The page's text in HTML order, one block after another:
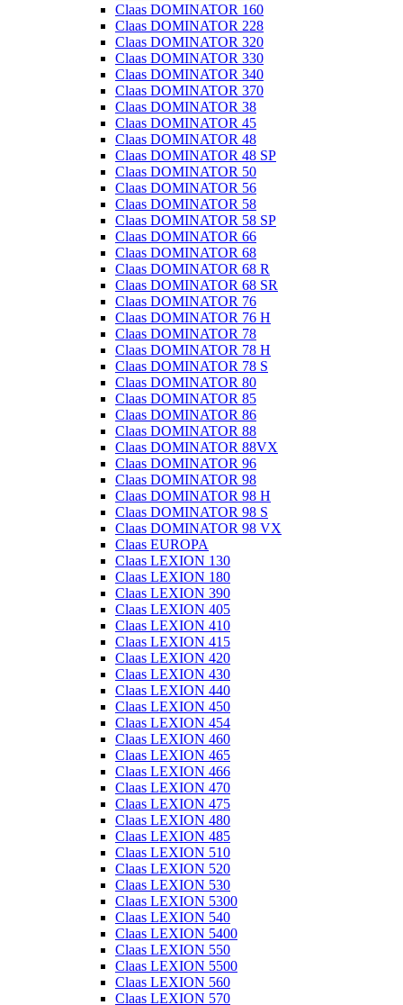
Claas DOMINATOR 160
Claas DOMINATOR 228
Claas DOMINATOR 320
Claas DOMINATOR 330
Claas DOMINATOR 340
Claas DOMINATOR 370
Claas DOMINATOR 38
Claas DOMINATOR 45
Claas DOMINATOR 48
Claas DOMINATOR 48 SP
Claas DOMINATOR 50
Claas DOMINATOR 56
Claas DOMINATOR 58
Claas DOMINATOR 58 SP
Claas DOMINATOR 66
Claas DOMINATOR 68
Claas DOMINATOR 68 R
Claas DOMINATOR 68 SR
Claas DOMINATOR 76
Claas DOMINATOR 76 H
Claas DOMINATOR 78
Claas DOMINATOR 78 H
Claas DOMINATOR 78 S
Claas DOMINATOR 80
Claas DOMINATOR 85
Claas DOMINATOR 86
Claas DOMINATOR 88
Claas DOMINATOR 88VX
Claas DOMINATOR 96
Claas DOMINATOR 98
Claas DOMINATOR 98 H
Claas DOMINATOR 98 S
Claas DOMINATOR 98 VX
Claas EUROPA
Claas LEXION 130
Claas LEXION 180
Claas LEXION 390
Claas LEXION 405
Claas LEXION 410
Claas LEXION 415
Claas LEXION 420
Claas LEXION 430
Claas LEXION 440
Claas LEXION 450
Claas LEXION 454
Claas LEXION 460
Claas LEXION 465
Claas LEXION 466
Claas LEXION 470
Claas LEXION 475
Claas LEXION 480
Claas LEXION 485
Claas LEXION 510
Claas LEXION 520
Claas LEXION 530
Claas LEXION 5300
Claas LEXION 540
Claas LEXION 5400
Claas LEXION 550
Claas LEXION 5500
Claas LEXION 560
Claas LEXION 570